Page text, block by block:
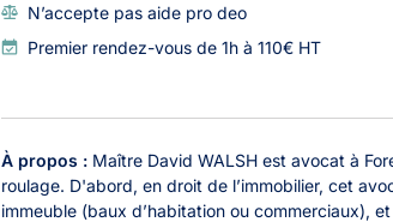
N’accepte pas aide pro deo
Premier rendez-vous de 1h à 110€ HT
À propos : Maître David WALSH est avocat à
roulage. D'abord, en droit de l’immobilier, cet
immeuble (baux d’habitation ou commerciaux),